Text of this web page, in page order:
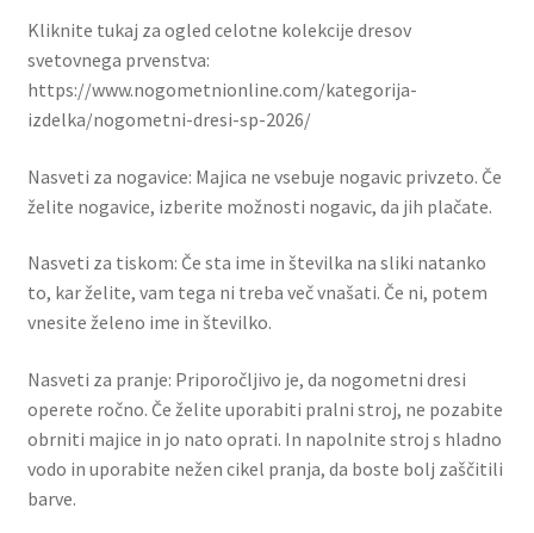
Kliknite tukaj za ogled celotne kolekcije dresov
svetovnega prvenstva:
https://www.nogometnionline.com/kategorija-
izdelka/nogometni-dresi-sp-2026/
Nasveti za nogavice: Majica ne vsebuje nogavic privzeto. Če
želite nogavice, izberite možnosti nogavic, da jih plačate.
Nasveti za tiskom: Če sta ime in številka na sliki natanko
to, kar želite, vam tega ni treba več vnašati. Če ni, potem
vnesite želeno ime in številko.
Nasveti za pranje: Priporočljivo je, da nogometni dresi
operete ročno. Če želite uporabiti pralni stroj, ne pozabite
obrniti majice in jo nato oprati. In napolnite stroj s hladno
vodo in uporabite nežen cikel pranja, da boste bolj zaščitili
barve.